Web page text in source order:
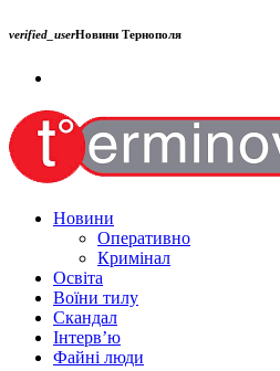
verified_userНовини Тернополя
Новини
Оперативно
Кримінал
Освіта
Воїни тилу
Скандал
Інтерв’ю
Файні люди